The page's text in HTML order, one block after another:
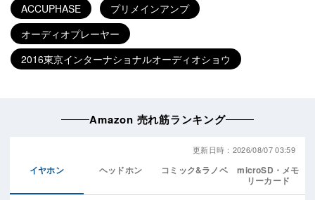
ACCUPHASE
プリメインアンプ
オーディオプレーヤー
2016東京インターナショナルオーディオショウ